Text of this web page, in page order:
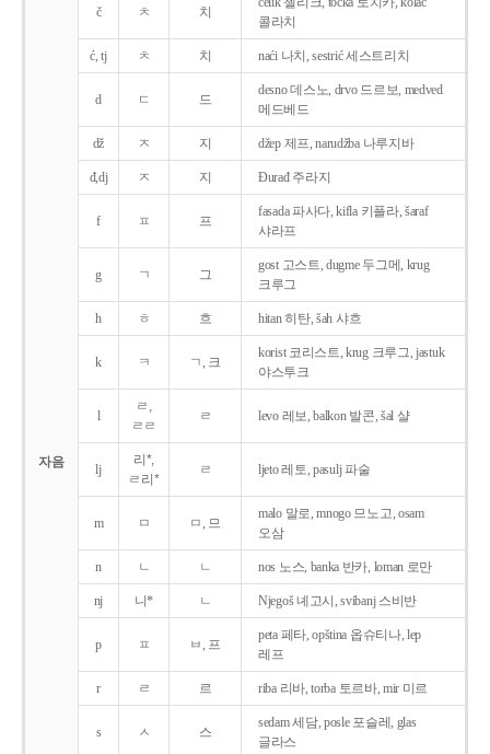
자음
č ㅊ 치
콜라치
ć, tj ㅊ 치 naći 나치, sestrić 세스트리치
d ㄷ 드
desno 데스노, drvo 드르보, medved
메드베드
dž ㅈ 지 džep 제프, narudžba 나루지바
đ,dj ㅈ 지 Ðurađ 주라지
f ㅍ 프
fasada 파사다, kifla 키플라, šaraf
샤라프
g ㄱ 그
gost 고스트, dugme 두그메, krug
크루그
h ㅎ 흐 hitan 히탄, šah 샤흐
k ㅋ ㄱ, 크
korist 코리스트, krug 크루그, jastuk
야스투크
l
ㄹ,
ㄹㄹ
ㄹ levo 레보, balkon 발콘, šal 샬
lj
리*,
ㄹ리*
ㄹ ljeto 레토, pasulj 파술
m ㅁ ㅁ, 므
malo 말로, mnogo 므노고, osam
오삼
n ㄴ ㄴ nos 노스, banka 반카, loman 로만
nj 니* ㄴ Njegoš 녜고시, svibanj 스비반
p ㅍ ㅂ, 프
peta 페타, opština 옵슈티나, lep
레프
r ㄹ 르 riba 리바, torba 토르바, mir 미르
s ㅅ 스
sedam 세담, posle 포슬레, glas
글라스